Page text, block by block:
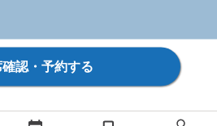
確認・予約する